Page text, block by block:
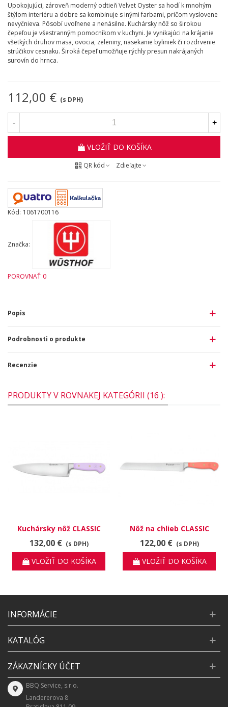
Upokojujúci, zároveň moderný odtieň Velvet Oyster sa hodí k mnohým
štýlom interiéru a dobre sa kombinuje s inými farbami, pričom vyslovene
nevyčnieva. Pôsobí uvoľnene a nenásilne. Kuchársky nôž so širokou
čepeľou je všestranným pomocníkom v kuchyni. Je vynikajúci na krájanie
všetkých druhov mäsa, ovocia, zeleniny, nasekanie byliniek či rozdrvenie
strúčikov cesnaku. Široká čepeľ umožňuje rýchly presun nakrájaných
surovín do hrnca.
112,00 € (s DPH)
- +
VLOŽIŤ DO KOŠÍKA
QR kód Zdieľajte
Kód: 1061700116
Značka:
POROVNAŤ 0
Popis
Podrobnosti o produkte
Recenzie
PRODUKTY V ROVNAKEJ KATEGÓRII (16 ):
Kuchársky nôž CLASSIC
COLOUR 20 cm Purple Yam
132,00 € (s DPH)
VLOŽIŤ DO KOŠÍKA
Nôž na chlieb CLASSIC
COLOUR 23 cm Coral
Peach
122,00 € (s DPH)
VLOŽIŤ DO KOŠÍKA
INFORMÁCIE
KATALÓG
ZÁKAZNÍCKY ÚČET
BBQ Service, s.r.o.
Landererova 8